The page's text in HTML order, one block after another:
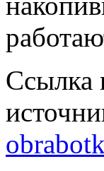
Ссылка